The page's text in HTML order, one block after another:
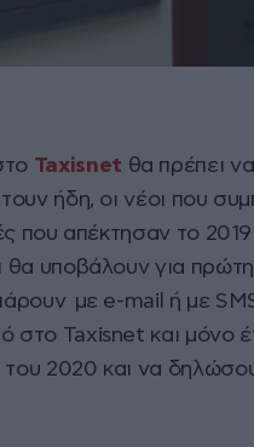
Taxisnet θα πρέπει
ήδη, οι νέοι που
που απέκτησαν το
θα υποβάλουν για
με e-mail ή με
στο Taxisnet και μόνο
2020 και να